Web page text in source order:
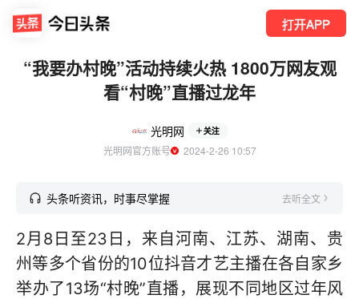
打开APP
“我要办村晚”活动持续火热 1800万网友观
看“村晚”直播过龙年
光明网 关注
光明网官方账号
  2024-2-26 10:57
头条听资讯，时事尽掌握 去听全文
2月8日至23日，来自河南、江苏、湖南、贵
州等多个省份的10位抖音才艺主播在各自家乡
举办了13场“村晚”直播，展现不同地区过年风